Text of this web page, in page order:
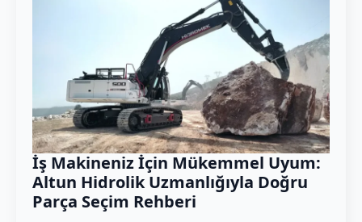
İş Makineniz İçin Mükemmel Uyum:
Altun Hidrolik Uzmanlığıyla Doğru
Parça Seçim Rehberi